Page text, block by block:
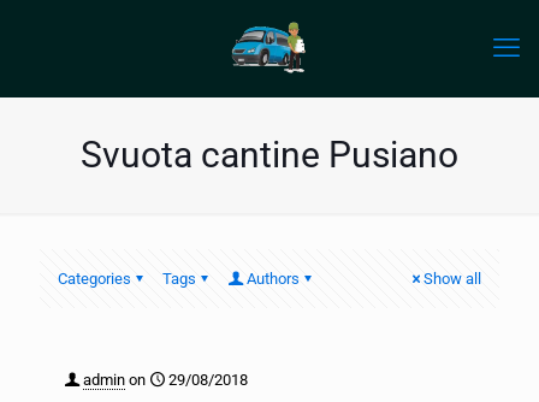
Svuota cantine Pusiano
Categories Tags Authors Show all
admin on
29/08/2018